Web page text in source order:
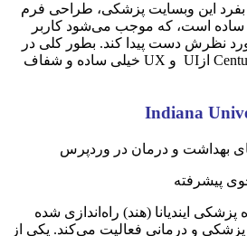
این وبسایت پزشکی، طراحی فرم
ساده است، که موجب می‌شود کاربر
نظرش دست پیدا کند. بطور کلی در
طراحی وبسایت Centura Health ازUI و UX خیلی ساده و شفاف
Indiana
پیشرفته
ایندیانا (هند) راه‌اندازی شده
و درمانی فعالیت می‌کند. یکی از